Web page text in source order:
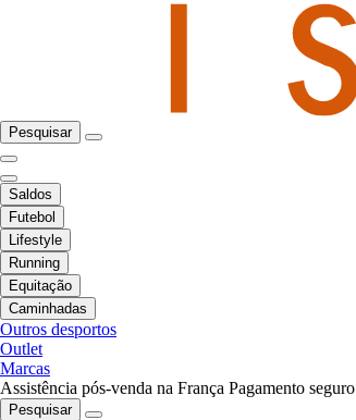
Pesquisar
Saldos
Futebol
Lifestyle
Running
Equitação
Caminhadas
Outros desportos
Outlet
Marcas
Assistência pós-venda na França Pagamento seguro
Pesquisar